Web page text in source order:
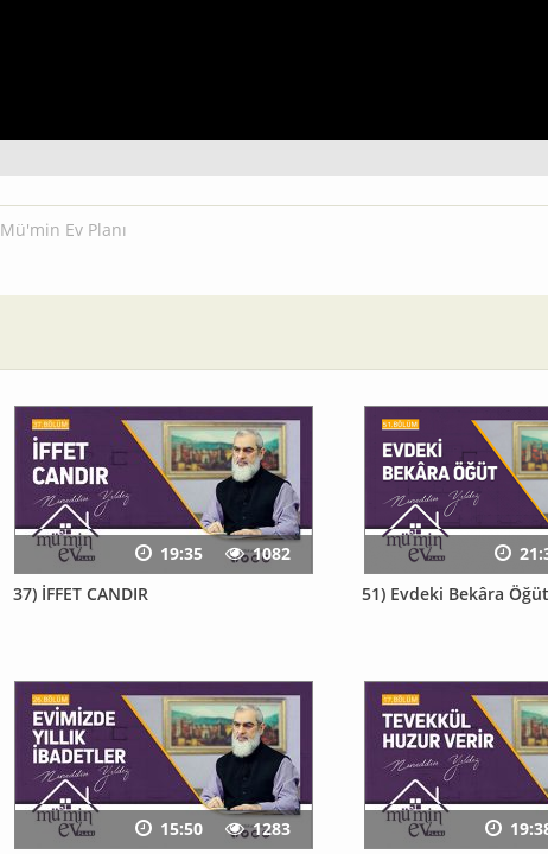
Mü'min Ev Planı
37) İFFET CANDIR
19:35
1082
51) Evdeki Bekâra Öğüt
15:50 1283